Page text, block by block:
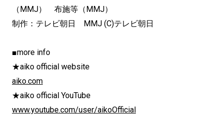
（MMJ） 布施等（MMJ）
制作：テレビ朝日 MMJ (C)テレビ朝日
■more info
★aiko official website
aiko.com
★aiko official YouTube
www.youtube.com/user/aikoOfficial